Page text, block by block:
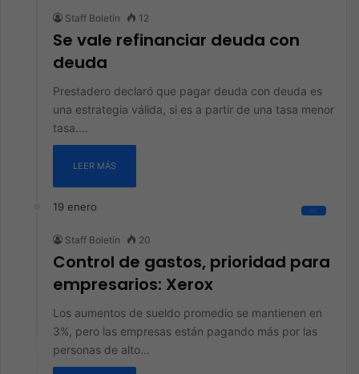
Staff Boletín 12
Se vale refinanciar deuda con
deuda
Prestadero declaró que pagar deuda con deuda es
una estrategia válida, si es a partir de una tasa menor
tasa.…
LEER MÁS
19 enero All
Staff Boletín 20
Control de gastos, prioridad para
empresarios: Xerox
Los aumentos de sueldo promedio se mantienen en
3%, pero las empresas están pagando más por las
personas de alto…